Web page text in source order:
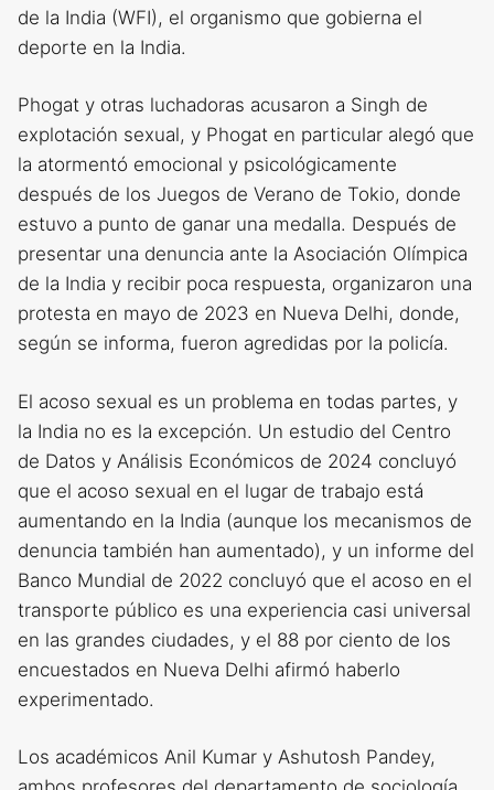
de la India (WFI), el organismo que gobierna el
deporte en la India.
Phogat y otras luchadoras acusaron a Singh de
explotación sexual, y Phogat en particular alegó que
la atormentó emocional y psicológicamente
después de los Juegos de Verano de Tokio, donde
estuvo a punto de ganar una medalla. Después de
presentar una denuncia ante la Asociación Olímpica
de la India y recibir poca respuesta, organizaron una
protesta en mayo de 2023 en Nueva Delhi, donde,
según se informa, fueron agredidas por la policía.
El acoso sexual es un problema en todas partes, y
la India no es la excepción. Un estudio del Centro
de Datos y Análisis Económicos de 2024 concluyó
que el acoso sexual en el lugar de trabajo está
aumentando en la India (aunque los mecanismos de
denuncia también han aumentado), y un informe del
Banco Mundial de 2022 concluyó que el acoso en el
transporte público es una experiencia casi universal
en las grandes ciudades, y el 88 por ciento de los
encuestados en Nueva Delhi afirmó haberlo
experimentado.
Los académicos Anil Kumar y Ashutosh Pandey,